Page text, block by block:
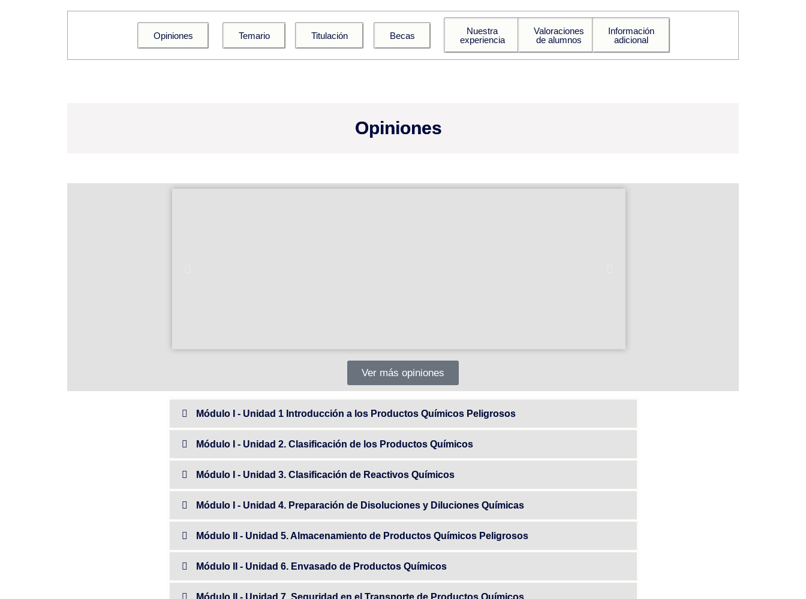
Opiniones Temario Titulación Becas
Nuestra
experiencia
Valoraciones
de alumnos
Información
adicional
Opiniones
Ver más opiniones
Módulo I - Unidad 1 Introducción a los Productos Químicos Peligrosos
Módulo I - Unidad 2. Clasificación de los Productos Químicos
Módulo I - Unidad 3. Clasificación de Reactivos Químicos
Módulo I - Unidad 4. Preparación de Disoluciones y Diluciones Químicas
Módulo II - Unidad 5. Almacenamiento de Productos Químicos Peligrosos
Módulo II - Unidad 6. Envasado de Productos Químicos
Módulo II - Unidad 7. Seguridad en el Transporte de Productos Químicos